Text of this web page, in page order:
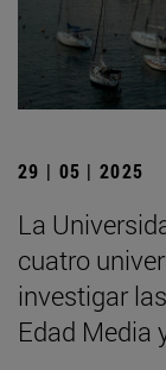
29 | 05 | 2025
La
cuatro
investigar
Edad Media